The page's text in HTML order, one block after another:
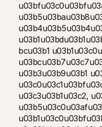
bcu03b1
u03b3u03b9u03b1
u03c3u03b1u03c2,